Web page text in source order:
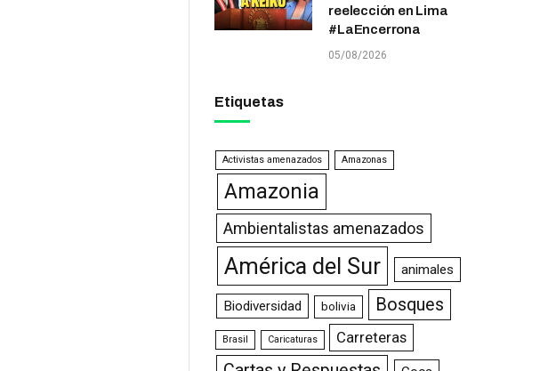
reelección en Lima
#LaEncerrona
05/08/2026
Etiquetas
Activistas amenazados Amazonas
Amazonia
Ambientalistas amenazados
América del Sur animales
Biodiversidad bolivia Bosques
Brasil Caricaturas Carreteras